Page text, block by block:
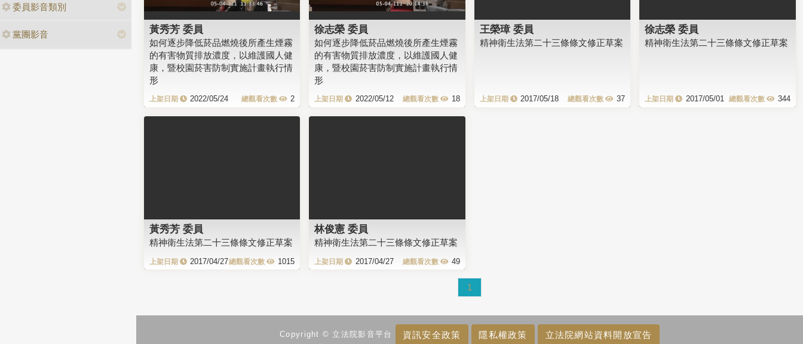
委員影音類別
黨團影音
黃秀芳 委員
如何逐步降低菸品燃燒後所產生煙霧
的有害物質排放濃度，以維護國人健
康，暨校園菸害防制實施計畫執行情
形
2022/05/24 2
徐志榮 委員
如何逐步降低菸品燃燒後所產生煙霧
的有害物質排放濃度，以維護國人健
康，暨校園菸害防制實施計畫執行情
形
2022/05/12 18
王榮璋 委員
精神衛生法第二十三條條文修正草案
2017/05/18 37
徐志榮 委員
精神衛生法第二十三條條文修正草案
2017/05/01 344
黃秀芳 委員
精神衛生法第二十三條條文修正草案
2017/04/27 1015
林俊憲 委員
精神衛生法第二十三條條文修正草案
2017/04/27 49
1
Copyright © 立法院影音平台 資訊安全政策 隱私權政策 立法院網站資料開放宣告